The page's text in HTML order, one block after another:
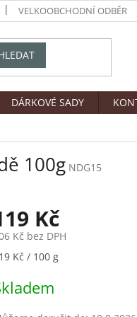
VELKOOBCHODNÍ ODBĚR
DÁRKOVÉ SADY
100g NDG15
Kč
Kč bez DPH
Kč / 100 g